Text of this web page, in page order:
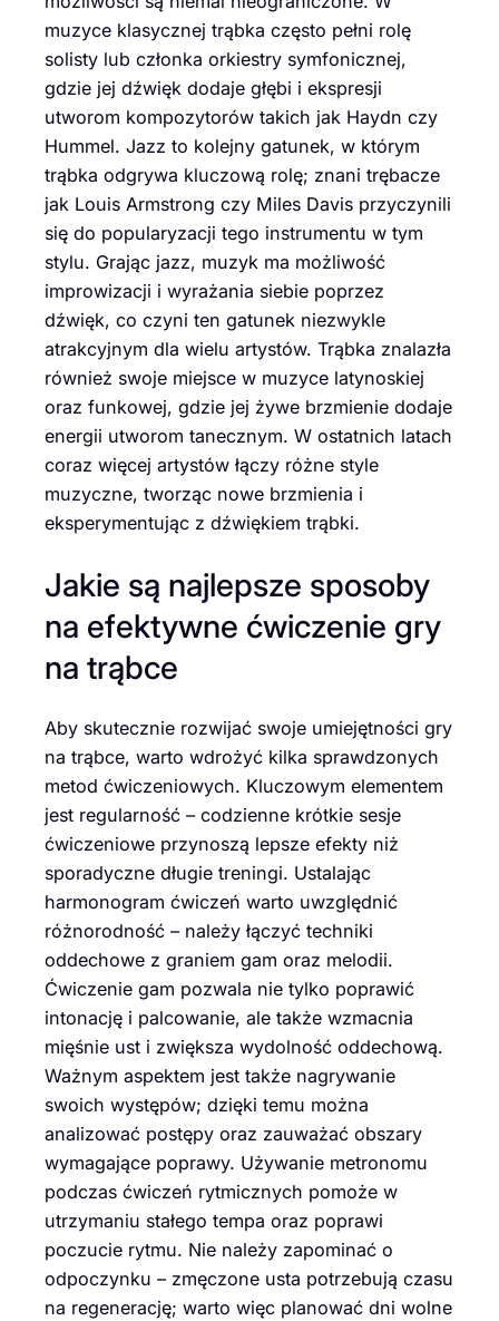
muzyce klasycznej trąbka często pełni rolę
solisty lub członka orkiestry symfonicznej,
gdzie jej dźwięk dodaje głębi i ekspresji
utworom kompozytorów takich jak Haydn czy
Hummel. Jazz to kolejny gatunek, w którym
trąbka odgrywa kluczową rolę; znani trębacze
jak Louis Armstrong czy Miles Davis przyczynili
się do popularyzacji tego instrumentu w tym
stylu. Grając jazz, muzyk ma możliwość
improwizacji i wyrażania siebie poprzez
dźwięk, co czyni ten gatunek niezwykle
atrakcyjnym dla wielu artystów. Trąbka znalazła
również swoje miejsce w muzyce latynoskiej
oraz funkowej, gdzie jej żywe brzmienie dodaje
energii utworom tanecznym. W ostatnich latach
coraz więcej artystów łączy różne style
muzyczne, tworząc nowe brzmienia i
eksperymentując z dźwiękiem trąbki.
Jakie są najlepsze sposoby
na efektywne ćwiczenie gry
na trąbce
Aby skutecznie rozwijać swoje umiejętności gry
na trąbce, warto wdrożyć kilka sprawdzonych
metod ćwiczeniowych. Kluczowym elementem
jest regularność – codzienne krótkie sesje
ćwiczeniowe przynoszą lepsze efekty niż
sporadyczne długie treningi. Ustalając
harmonogram ćwiczeń warto uwzględnić
różnorodność – należy łączyć techniki
oddechowe z graniem gam oraz melodii.
Ćwiczenie gam pozwala nie tylko poprawić
intonację i palcowanie, ale także wzmacnia
mięśnie ust i zwiększa wydolność oddechową.
Ważnym aspektem jest także nagrywanie
swoich występów; dzięki temu można
analizować postępy oraz zauważać obszary
wymagające poprawy. Używanie metronomu
podczas ćwiczeń rytmicznych pomoże w
utrzymaniu stałego tempa oraz poprawi
poczucie rytmu. Nie należy zapominać o
odpoczynku – zmęczone usta potrzebują czasu
na regenerację; warto więc planować dni wolne